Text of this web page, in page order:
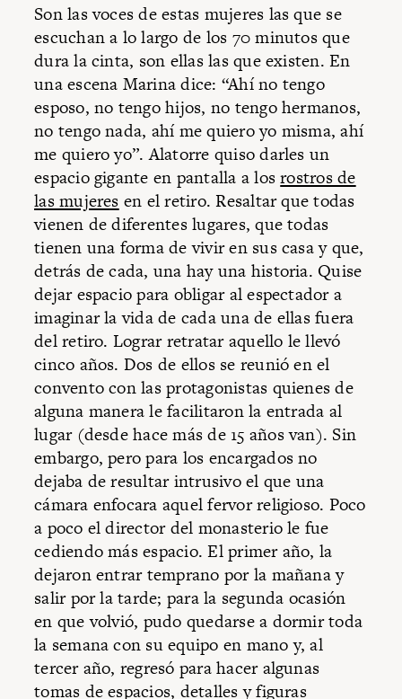
Son las voces de estas mujeres las que se
escuchan a lo largo de los 70 minutos que
dura la cinta, son ellas las que existen. En
una escena Marina dice: “Ahí no tengo
esposo, no tengo hijos, no tengo hermanos,
no tengo nada, ahí me quiero yo misma, ahí
me quiero yo”. Alatorre quiso darles un
espacio gigante en pantalla a losrostros de
las mujeres en el retiro. Resaltar que todas
vienen de diferentes lugares, que todas
tienen una forma de vivir en sus casa y que,
detrás de cada, una hay una historia. Quise
dejar espacio para obligar al espectador a
imaginar la vida de cada una de ellas fuera
del retiro. Lograr retratar aquello le llevó
cinco años. Dos de ellos se reunió en el
convento con las protagonistas quienes de
alguna manera le facilitaron la entrada al
lugar (desde hace más de 15 años van). Sin
embargo, pero para los encargados no
dejaba de resultar intrusivo el que una
cámara enfocara aquel fervor religioso. Poco
a poco el director del monasterio le fue
cediendo más espacio. El primer año, la
dejaron entrar temprano por la mañana y
salir por la tarde; para la segunda ocasión
en que volvió, pudo quedarse a dormir toda
la semana con su equipo en mano y, al
tercer año, regresó para hacer algunas
tomas de espacios, detalles y figuras